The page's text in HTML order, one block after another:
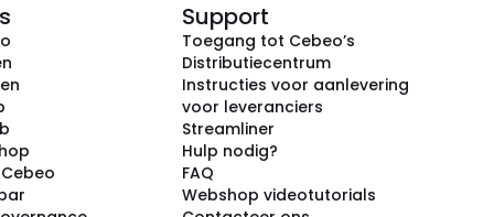
Support
Toegang tot Cebeo’s
Distributiecentrum
Instructies voor aanlevering
voor leveranciers
Streamliner
Hulp nodig?
FAQ
Webshop videotutorials